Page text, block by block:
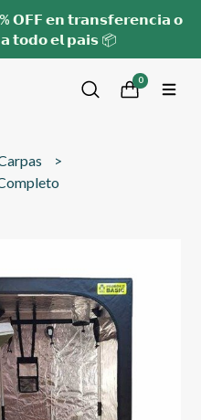
𝗢𝗙𝗙 𝗲𝗻 𝘁𝗿𝗮𝗻𝘀𝗳𝗲𝗿𝗲𝗻𝗰𝗶𝗮 𝗼
𝘁𝗼𝗱𝗼 𝗲𝗹 𝗽𝗮𝗶𝘀 📦
0